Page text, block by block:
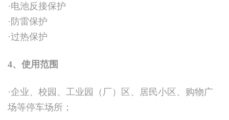
·电池反接保护
·防雷保护
·过热保护
4、使用范围
·企业、校园、工业园（厂）区、居民小区、购物广
场等停车场所；